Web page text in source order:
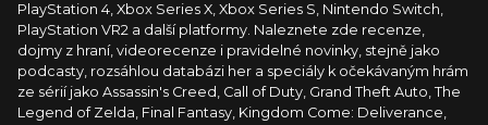
PlayStation 4, Xbox Series X, Xbox Series S, Nintendo Switch,
PlayStation VR2 a další platformy. Naleznete zde recenze,
dojmy z hraní, videorecenze i pravidelné novinky, stejně jako
podcasty, rozsáhlou databázi her a speciály k očekávaným hrám
ze sérií jako Assassin's Creed, Call of Duty, Grand Theft Auto, The
Legend of Zelda, Final Fantasy, Kingdom Come: Deliverance,